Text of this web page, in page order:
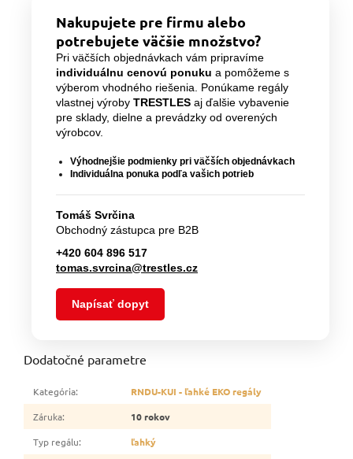
Nakupujete pre firmu alebo
potrebujete väčšie množstvo?
Pri väčších objednávkach vám pripravíme
individuálnu cenovú ponuku a pomôžeme s
výberom vhodného riešenia. Ponúkame regály
vlastnej výroby TRESTLES aj ďalšie vybavenie
pre sklady, dielne a prevádzky od overených
výrobcov.
Výhodnejšie podmienky pri väčších objednávkach
Individuálna ponuka podľa vašich potrieb
Tomáš Svrčina
Obchodný zástupca pre B2B
+420 604 896 517
tomas.svrcina@trestles.cz
Napísať dopyt
Dodatočné parametre
Kategória:
RNDU-KUI - ľahké EKO regály
Záruka:
10 rokov
Typ regálu:
ľahký